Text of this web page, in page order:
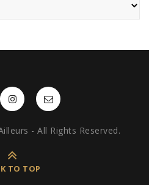
- All Rights Reserved.
TO TOP